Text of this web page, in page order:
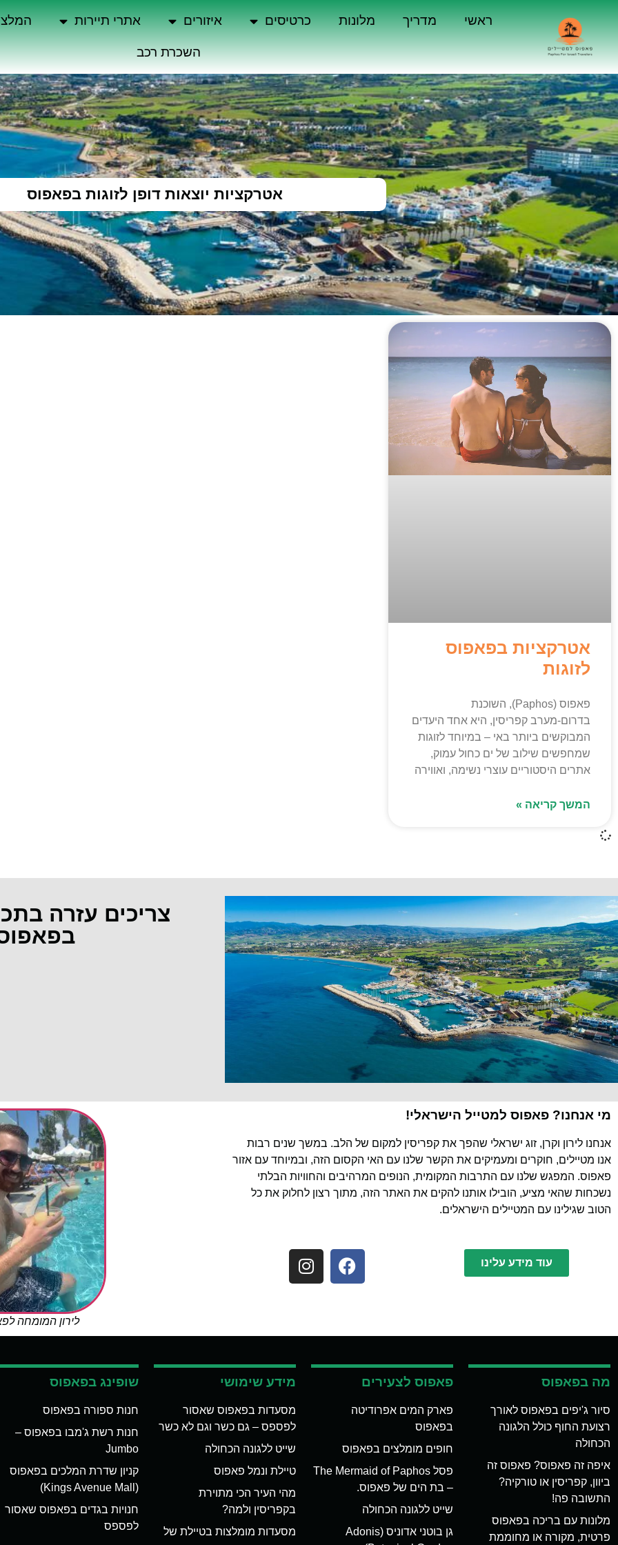
ראשי מדריך מלונות כרטיסים איזורים אתרי תיירות
השכרת רכב
אטרקציות יוצאות דופן לזוגות בפאפוס
אטרקציות בפאפוס
לזוגות
פאפוס (Paphos), השוכנת
בדרום-מערב קפריסין, היא אחד היעדים
המבוקשים ביותר באי – במיוחד לזוגות
שמחפשים שילוב של ים כחול עמוק,
אתרים היסטוריים עוצרי נשימה, ואווירה
המשך קריאה »
צריכים עזרה
מי אנחנו? פאפוס למטייל הישראלי!
אנחנו לירון וקרן, זוג ישראלי שהפך את קפריסין למקום של הלב. במשך שנים רבות
אנו מטיילים, חוקרים ומעמיקים את הקשר שלנו עם האי הקסום הזה, ובמיוחד עם אזור
פאפוס. המפגש שלנו עם התרבות המקומית, הנופים המרהיבים והחוויות הבלתי
נשכחות שהאי מציע, הובילו אותנו להקים את האתר הזה, מתוך רצון לחלוק את כל
הטוב שגילינו עם המטיילים הישראלים.
עוד מידע עלינו
לירון המומחה
מה בפאפוס
סיור ג'יפים בפאפוס לאורך
רצועת החוף כולל הלגונה
הכחולה
איפה זה פאפוס? פאפוס זה
ביוון, קפריסין או טורקיה?
התשובה פה!
מלונות עם בריכה בפאפוס
פרטית, מקורה או מחוממת
פאפוס לצעירים
פארק המים אפרודיטה
בפאפוס
חופים מומלצים בפאפוס
פסל The Mermaid of Paphos
– בת הים של פאפוס.
שייט ללגונה הכחולה
גן בוטני אדוניס (Adonis
מידע שימושי
מסעדות בפאפוס שאסור
לפספס – גם כשר וגם לא כשר
שייט ללגונה הכחולה
טיילת ונמל פאפוס
מהי העיר הכי מתוירת
בקפריסין ולמה?
מסעדות מומלצות בטיילת של
שופינג בפאפוס
חנות ספורה בפאפוס
חנות רשת ג'מבו בפאפוס –
Jumbo
קניון שדרת המלכים בפאפוס
(Kings Avenue Mall)
חנויות בגדים בפאפוס שאסור
לפספס